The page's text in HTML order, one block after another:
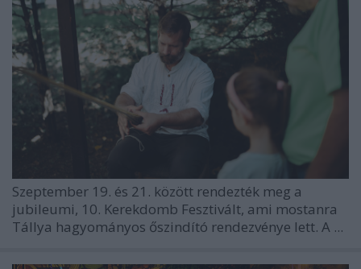
Szeptember 19. és 21. között rendezték meg a
jubileumi, 10. Kerekdomb Fesztivált, ami mostanra
Tállya hagyományos őszindító rendezvénye lett. A ...